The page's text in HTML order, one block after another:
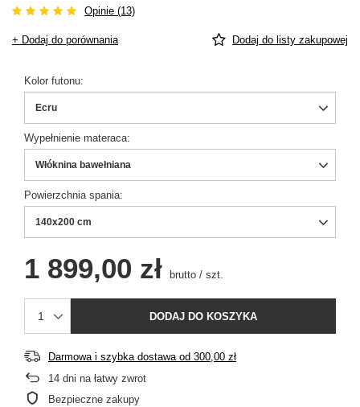
Opinie (13)
+ Dodaj do porównania Dodaj do listy zakupowej
Kolor futonu
Ecru
Wypełnienie materaca
Włóknina bawełniana
Powierzchnia spania
140x200 cm
1 899,00 zł brutto / szt.
DODAJ DO KOSZYKA
Darmowa i szybka dostawaod 300,00 zł
14 dni na łatwy zwrot
Bezpieczne zakupy